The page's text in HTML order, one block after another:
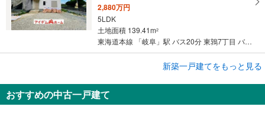
2,880万円
5LDK
土地面積 139.41m2
東海道本線 「岐阜」駅 バス20分 東鶉7丁目 バス停下車 徒歩4分
岐阜市東鶉6丁目
新築一戸建てをもっと見る
おすすめの中古一戸建て